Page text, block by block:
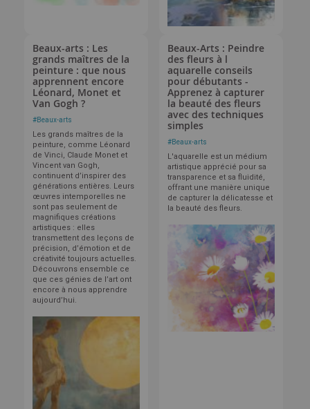
Beaux-arts : Les
grands maîtres de la
peinture : que nous
apprennent encore
Léonard, Monet et
Van Gogh ?
#Beaux-arts
Les grands maîtres de la
peinture, comme Léonard
de Vinci, Claude Monet et
Vincent van Gogh,
continuent d’inspirer des
générations entières. Leurs
œuvres intemporelles ne
sont pas seulement de
magnifiques créations
artistiques : elles
transmettent des leçons de
précision, d’émotion et de
créativité toujours actuelles.
Découvrons ensemble ce
que ces génies de l’art ont
encore à nous apprendre
aujourd’hui.
Beaux-Arts : Peindre
des fleurs à l
aquarelle conseils
pour débutants -
Apprenez à capturer
la beauté des fleurs
avec des techniques
simples
#Beaux-arts
L'aquarelle est un médium
artistique apprécié pour sa
transparence et sa fluidité,
offrant une manière unique
de capturer la délicatesse et
la beauté des fleurs.